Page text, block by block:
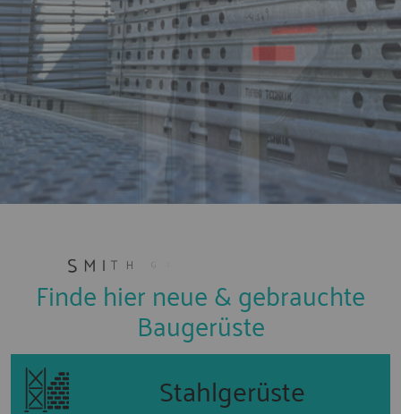
Finde hier neue & gebrauchte
Baugerüste
Stahlgerüste